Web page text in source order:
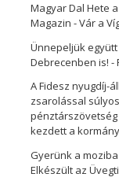
Magyar Dal Hete
Magazin -Vár a
Ünnepeljük
Debrecenben is! -
A Fidesz nyugdíj-
zsarolással
kezdett a kormány
Gyerünk a
Elkészült az